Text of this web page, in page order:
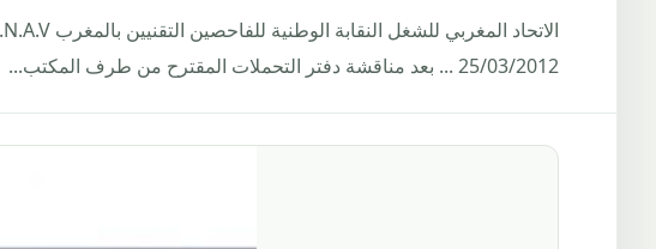
25/03/2012 ... بعد مناقشة دفتر التحملات المقترح من طرف المكتب...